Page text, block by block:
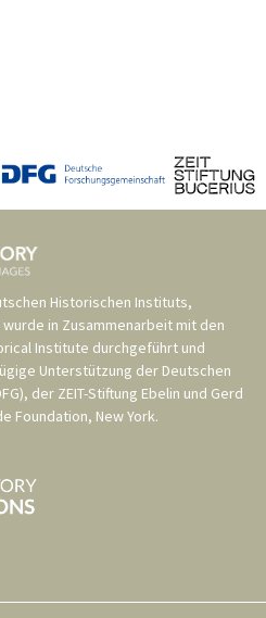
Historischen Instituts,
wurde in Zusammenarbeit mit den
Institute durchgeführt und
Unterstützung der Deutschen
, der ZEIT-Stiftung Ebelin und Gerd
Foundation, New York.